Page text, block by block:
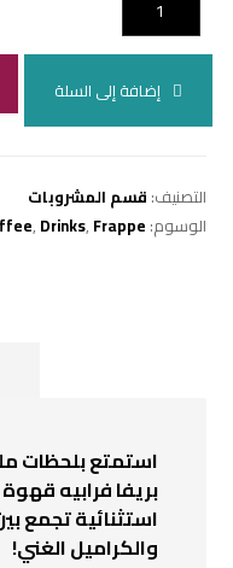
إضافة إلى السلة
التصنيف: قسم المشروبات
الوسوم:
, Drinks, Frappe
استمتع بلحظات
بريفا فرابيه
استثنائية تجمع
والكراميل الغني!